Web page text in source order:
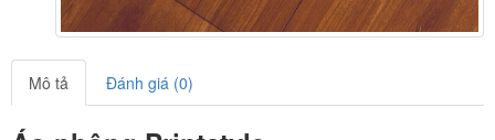
Mô tả Đánh giá (0)